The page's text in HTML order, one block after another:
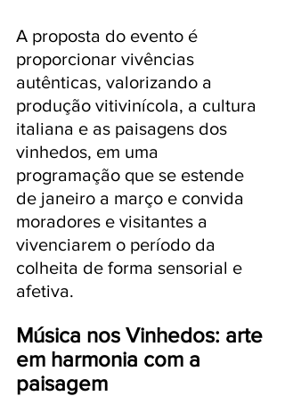
A proposta do evento é
proporcionar vivências
autênticas, valorizando a
produção vitivinícola, a cultura
italiana e as paisagens dos
vinhedos, em uma
programação que se estende
de janeiro a março e convida
moradores e visitantes a
vivenciarem o período da
colheita de forma sensorial e
afetiva.
Música nos Vinhedos: arte
em harmonia com a
paisagem